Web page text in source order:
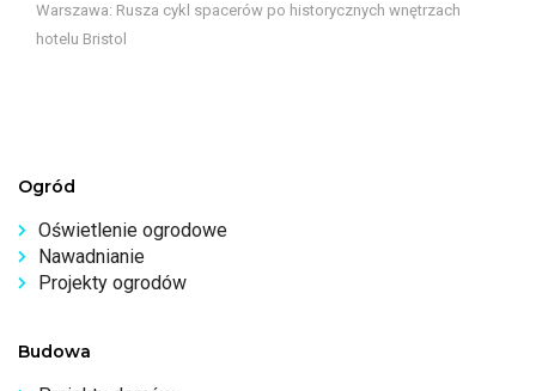
Warszawa: Rusza cykl spacerów po historycznych wnętrzach
hotelu Bristol
Ogród
Oświetlenie ogrodowe
Nawadnianie
Projekty ogrodów
Budowa